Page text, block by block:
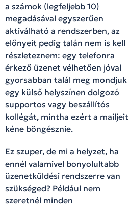
a számok (legfeljebb 10)
megadásával egyszerűen
aktiválható a rendszerben, az
előnyeit pedig talán nem is kell
részleteznem: egy telefonra
érkező üzenet vélhetően jóval
gyorsabban talál meg mondjuk
egy külső helyszínen dolgozó
supportos vagy beszállítós
kollégát, mintha ezért a mailjeit
kéne böngésznie.
Ez szuper, de mi a helyzet, ha
ennél valamivel bonyolultabb
üzenetküldési rendszerre van
szükséged? Például nem
szeretnél minden